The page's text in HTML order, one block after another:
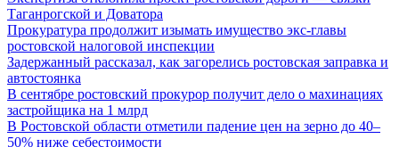
Таганрогской и Доватора
Прокуратура продолжит изымать имущество экс-главы
ростовской налоговой инспекции
Задержанный рассказал, как загорелись ростовская заправка и
автостоянка
В сентябре ростовский прокурор получит дело о махинациях
застройщика на 1 млрд
В Ростовской области отметили падение цен на зерно до 40–
50% ниже себестоимости